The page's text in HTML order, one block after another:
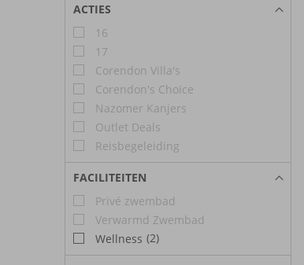
ACTIES
16
17
Corendon Villa's
Corendon's Choice
Nazomer Kanjers
Outlet Deals
Reisbegeleiding
FACILITEITEN
Privé zwembad
Verwarmd Zwembad
Wellness (2)